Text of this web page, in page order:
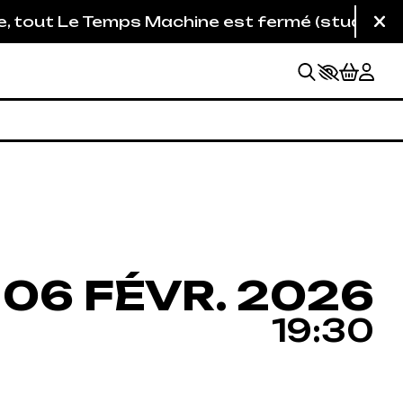
Machine est fermé (studios de
06 FÉVRIER
FÉVR. 2026
19:30